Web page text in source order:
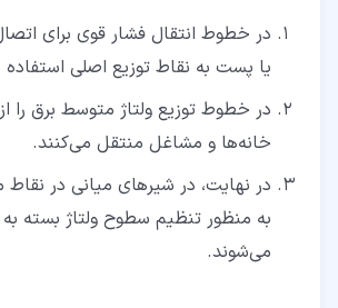
در خطوط انتقال فشار قوی برای
یا پست به نقاط توزیع اصلی
در خطوط توزیع ولتاژ متوسط برق را
خانه‌ها و مشاغل منتقل می‌کنند.
در نهایت، در شیرهای میانی در
به منظور تنظیم سطوح ولتاژ بسته
می‌شوند.